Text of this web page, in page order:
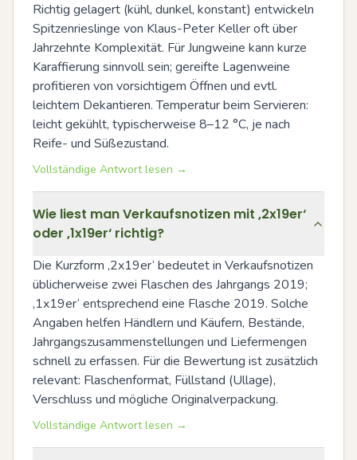
Richtig gelagert (kühl, dunkel, konstant) entwickeln
Spitzenrieslinge von Klaus-Peter Keller oft über
Jahrzehnte Komplexität. Für Jungweine kann kurze
Karaffierung sinnvoll sein; gereifte Lagenweine
profitieren von vorsichtigem Öffnen und evtl.
leichtem Dekantieren. Temperatur beim Servieren:
leicht gekühlt, typischerweise 8–12 °C, je nach
Reife- und Süßezustand.
Vollständige Antwort lesen →
Wie liest man Verkaufsnotizen mit ‚2x19er‘
oder ‚1x19er‘ richtig?
Die Kurzform ‚2x19er‘ bedeutet in Verkaufsnotizen
üblicherweise zwei Flaschen des Jahrgangs 2019;
‚1x19er‘ entsprechend eine Flasche 2019. Solche
Angaben helfen Händlern und Käufern, Bestände,
Jahrgangszusammenstellungen und Liefermengen
schnell zu erfassen. Für die Bewertung ist zusätzlich
relevant: Flaschenformat, Füllstand (Ullage),
Verschluss und mögliche Originalverpackung.
Vollständige Antwort lesen →